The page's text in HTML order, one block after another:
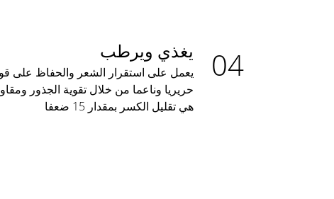
يغذي ويرطب
يعمل على استقرار الشعر والحفاظ على
حريريا وناعما من خلال تقوية الجذور
هي تقليل الكسر بمقدار 15 ضعفا